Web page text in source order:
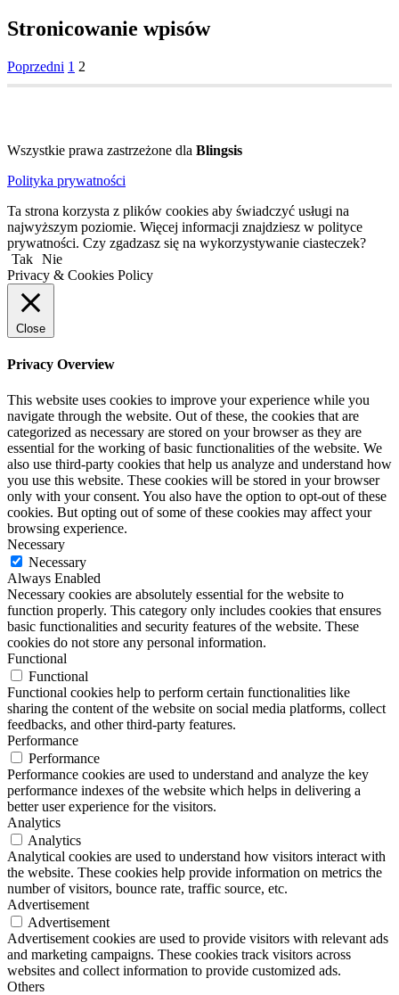
Stronicowanie wpisów
Poprzedni 1 2
Wszystkie prawa zastrzeżone dla Blingsis
Polityka prywatności
Ta strona korzysta z plików cookies aby świadczyć usługi na
najwyższym poziomie. Więcej informacji znajdziesz w polityce
prywatności. Czy zgadzasz się na wykorzystywanie ciasteczek?
Tak Nie
Privacy & Cookies Policy
Close
Privacy Overview
This website uses cookies to improve your experience while you
navigate through the website. Out of these, the cookies that are
categorized as necessary are stored on your browser as they are
essential for the working of basic functionalities of the website. We
also use third-party cookies that help us analyze and understand how
you use this website. These cookies will be stored in your browser
only with your consent. You also have the option to opt-out of these
cookies. But opting out of some of these cookies may affect your
browsing experience.
Necessary
Necessary
Always Enabled
Necessary cookies are absolutely essential for the website to
function properly. This category only includes cookies that ensures
basic functionalities and security features of the website. These
cookies do not store any personal information.
Functional
Functional
Functional cookies help to perform certain functionalities like
sharing the content of the website on social media platforms, collect
feedbacks, and other third-party features.
Performance
Performance
Performance cookies are used to understand and analyze the key
performance indexes of the website which helps in delivering a
better user experience for the visitors.
Analytics
Analytics
Analytical cookies are used to understand how visitors interact with
the website. These cookies help provide information on metrics the
number of visitors, bounce rate, traffic source, etc.
Advertisement
Advertisement
Advertisement cookies are used to provide visitors with relevant ads
and marketing campaigns. These cookies track visitors across
websites and collect information to provide customized ads.
Others